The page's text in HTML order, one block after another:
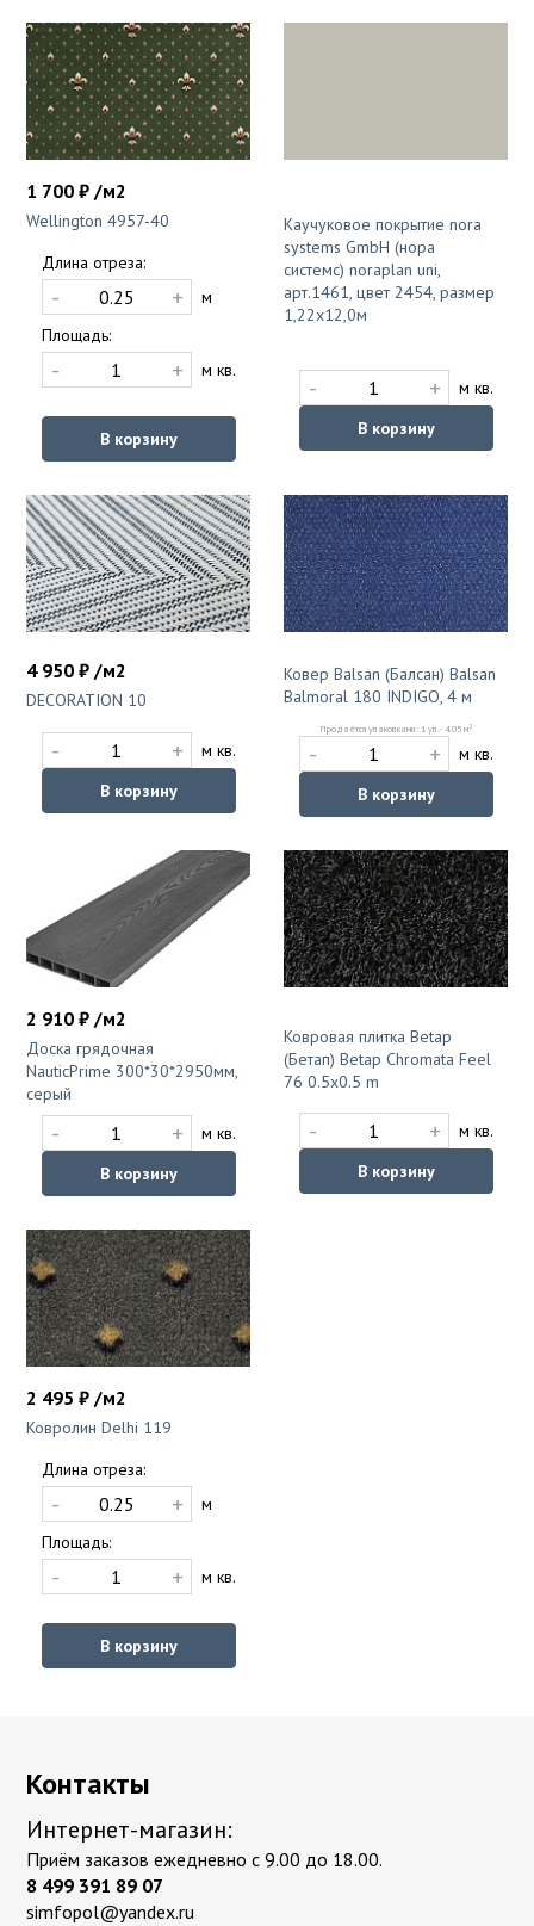
1 700 ₽ /м2
Wellington 4957-40
Длина отреза:
- +
м
Площадь:
- + м кв.
В корзину
Каучуковое покрытие nora
systems GmbH (нора
системс) noraplan uni,
арт.1461, цвет 2454, размер
1,22х12,0м
- +
м кв.
В корзину
4 950 ₽ /м2
DECORATION 10
- +
м кв.
В корзину
Ковер Balsan (Балсан) Balsan
Balmoral 180 INDIGO, 4 м
Продаётся упаковками: 1 уп. - 4.05 м2
- +
м кв.
В корзину
2 910 ₽ /м2
Доска грядочная
NauticPrime 300*30*2950мм,
серый
- +
м кв.
В корзину
Ковровая плитка Betap
(Бетап) Betap Chromata Feel
76 0.5x0.5 m
- +
м кв.
В корзину
2 495 ₽ /м2
Ковролин Delhi 119
Длина отреза:
- +
м
Площадь:
- + м кв.
В корзину
Контакты
Интернет-магазин:
Приём заказов ежедневно с 9.00 до 18.00.
8 499 391 89 07
simfopol@yandex.ru